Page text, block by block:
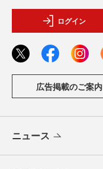
ログイン
広告掲載のご案内
ニュース